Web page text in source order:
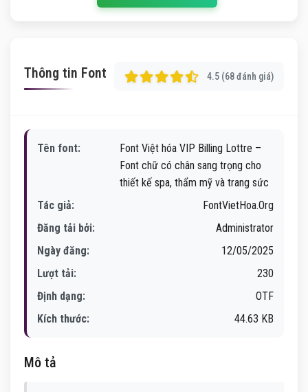
Thông tin Font 4.5 (68 đánh giá)
Tên font:
Font Việt hóa VIP Billing Lottre –
Font chữ có chân sang trọng cho
thiết kế spa, thẩm mỹ và trang sức
Tác giả:
FontVietHoa.Org
Đăng tải bởi:
Administrator
Ngày đăng:
12/05/2025
Lượt tải:
230
Định dạng:
OTF
Kích thước:
44.63 KB
Mô tả